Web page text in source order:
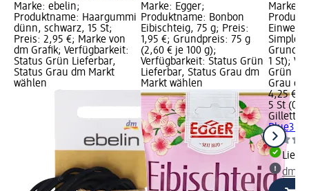
Marke: ebelin;
Produktname: Haargummi
dünn, schwarz, 15 St;
Preis: 2,95 €; Marke von
dm Grafik; Verfügbarkeit:
Status Grün Lieferbar,
Status Grau dm Markt
wählen
Marke: Egger;
Produktname: Bonbon
Eibischteig, 75 g; Preis:
1,95 €; Grundpreis: 75 g
(2,60 € je 100 g);
Verfügbarkeit: Status Grün
Lieferbar, Status Grau dm
Markt wählen
Marke:
Simple,
1 St);
Grün
Grau
4,25 €
5 St
Gillette
Blue3
dm